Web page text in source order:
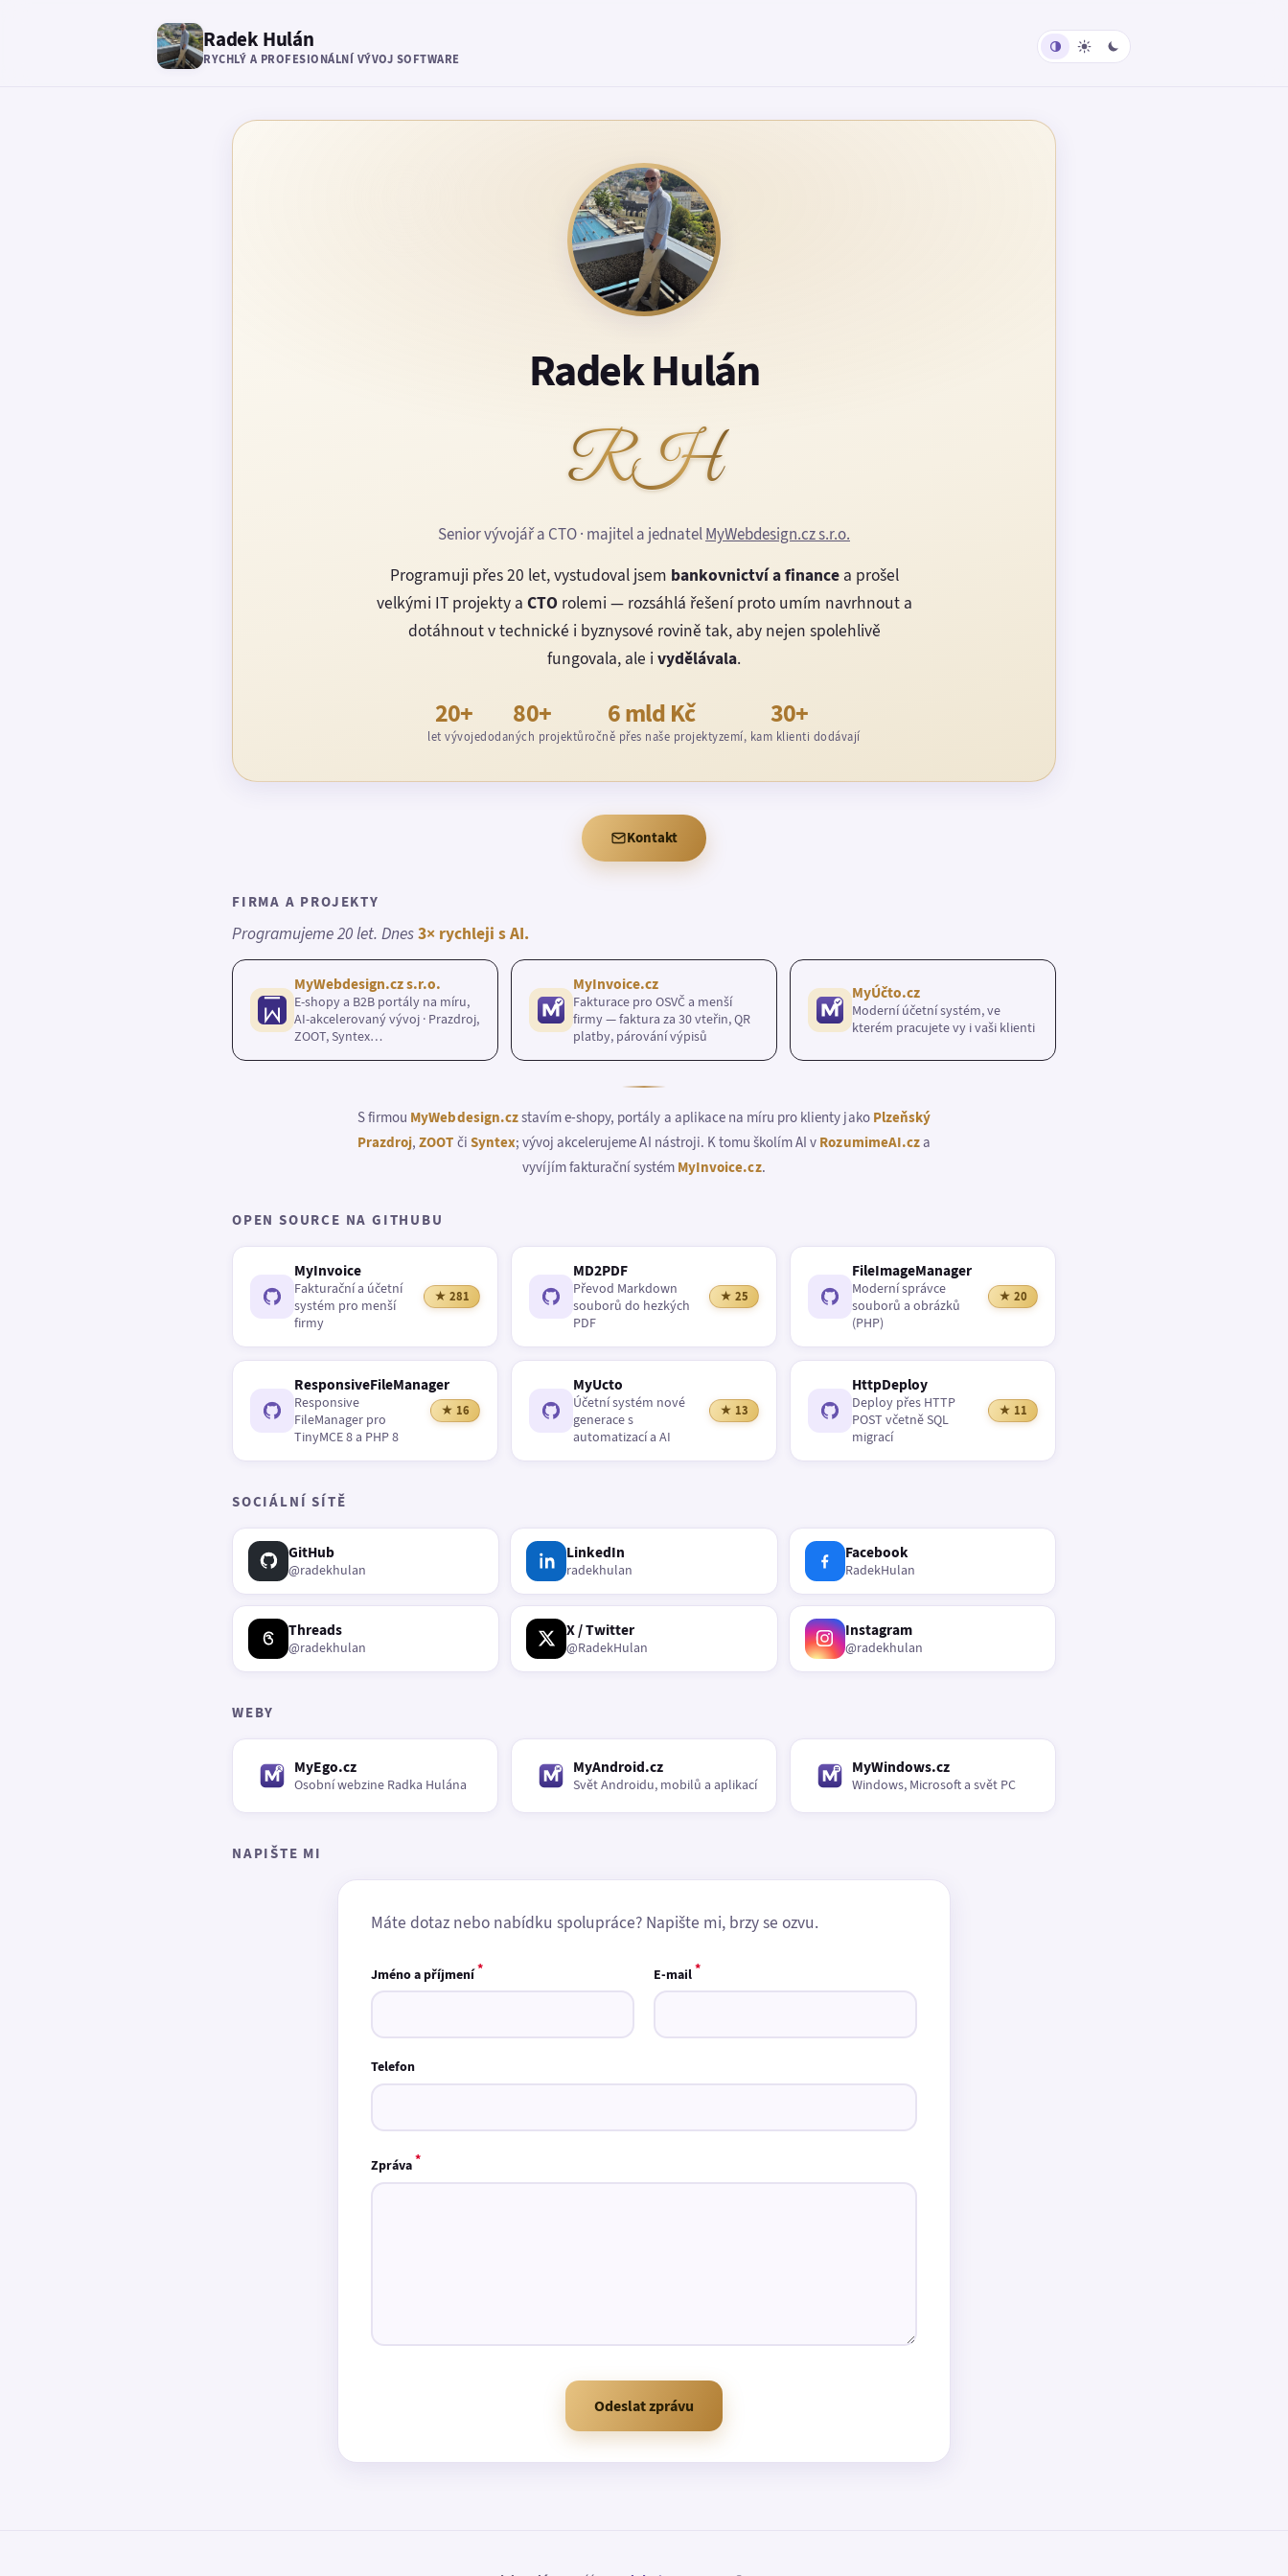
Radek Hulán
RYCHLÝ A PROFESIONÁLNÍ VÝVOJ SOFTWARE
Radek Hulán
RH
Senior vývojář a CTO · majitel a jednatelMyWebdesign.cz s.r.o.
Programuji přes 20 let, vystudoval jsem bankovnictví a financea prošel
velkými IT projekty a CTOrolemi — rozsáhlá řešení proto umím navrhnout a
dotáhnout v technické i byznysové rovině tak, aby nejen spolehlivě
fungovala, ale i vydělávala.
20+
let vývoje
80+
dodaných projektů
6 mld Kč
ročně přes naše projekty
30+
zemí, kam klienti dodávají
Kontakt
FIRMA A PROJEKTY
Programujeme 20 let. Dnes3× rychleji s AI.
MyWebdesign.cz s.r.o.
E-shopy a B2B portály na míru,
AI-akcelerovaný vývoj · Prazdroj,
ZOOT, Syntex…
MyInvoice.cz
Fakturace pro OSVČ a menší
firmy — faktura za 30 vteřin, QR
platby, párování výpisů
MyÚčto.cz
Moderní účetní systém, ve
kterém pracujete vy i vaši klienti
S firmou MyWebdesign.czstavím e-shopy, portály a aplikace na míru pro klienty jako Plzeňský
Prazdroj,ZOOT či Syntex; vývoj akcelerujeme AI nástroji. K tomu školím AI v RozumimeAI.cza
vyvíjím fakturační systém MyInvoice.cz.
OPEN SOURCE NA GITHUBU
MyInvoice
Fakturační a účetní
systém pro menší
firmy
★ 281
MD2PDF
Převod Markdown
souborů do hezkých
PDF
★ 25
FileImageManager
Moderní správce
souborů a obrázků
(PHP)
★ 20
ResponsiveFileManager
Responsive
FileManager pro
TinyMCE 8 a PHP 8
★ 16
MyUcto
Účetní systém nové
generace s
automatizací a AI
★ 13
HttpDeploy
Deploy přes HTTP
POST včetně SQL
migrací
★ 11
SOCIÁLNÍ SÍTĚ
GitHub
@radekhulan
LinkedIn
radekhulan
Facebook
RadekHulan
Threads
@radekhulan
X / Twitter
@RadekHulan
Instagram
@radekhulan
WEBY
MyEgo.cz
Osobní webzine Radka Hulána
MyAndroid.cz
Svět Androidu, mobilů a aplikací
MyWindows.cz
Windows, Microsoft a svět PC
NAPIŠTE MI
Máte dotaz nebo nabídku spolupráce? Napište mi, brzy se ozvu.
Jméno a příjmení* E-mail*
Telefon
Zpráva*
Odeslat zprávu